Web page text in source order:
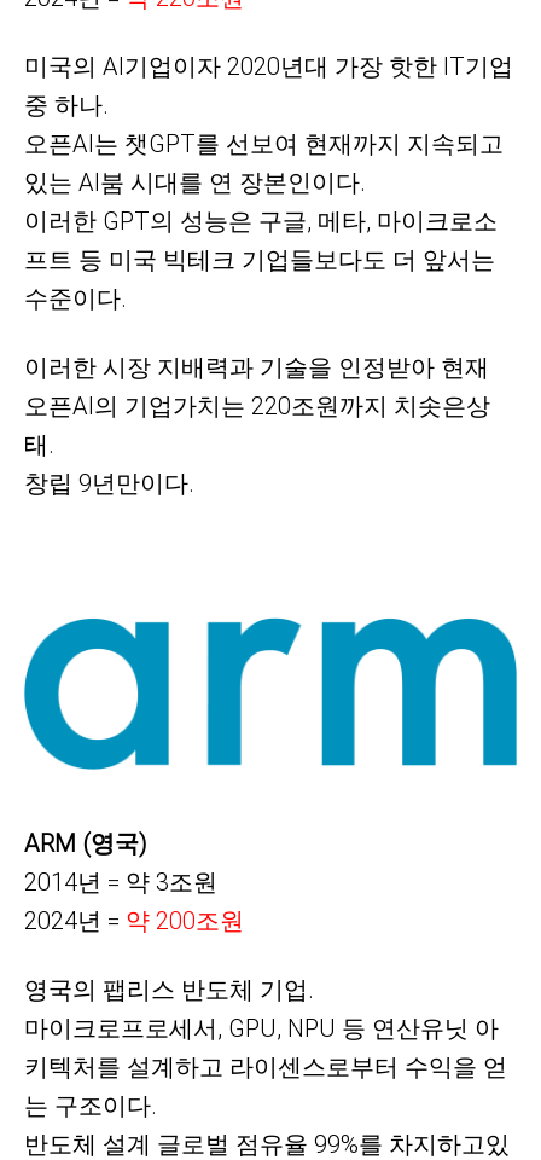
미국의 AI기업이자 2020년대 가장 핫한 IT기업
중 하나.
오픈AI는 챗GPT를 선보여 현재까지 지속되고
있는 AI붐 시대를 연 장본인이다.
이러한 GPT의 성능은 구글, 메타, 마이크로소
프트 등 미국 빅테크 기업들보다도 더 앞서는
수준이다.
이러한 시장 지배력과 기술을 인정받아 현재
오픈AI의 기업가치는 220조원까지 치솟은상
태.
창립 9년만이다.
ARM (영국)
2014년 = 약 3조원
2024년 = 약 200조원
영국의 팹리스 반도체 기업.
마이크로프로세서, GPU, NPU 등 연산유닛 아
키텍처를 설계하고 라이센스로부터 수익을 얻
는 구조이다.
반도체 설계 글로벌 점유율 99%를 차지하고있